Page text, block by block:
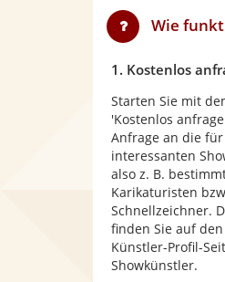
Wie
1. Kostenlos
Starten Sie mit
'Kostenlos
Anfrage an die für
interessanten
also z. B.
Karikaturisten
Schnellzeichner.
finden Sie auf
Künstler-Profil-
Showkünstler.